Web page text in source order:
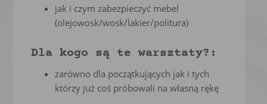
jak i czym zabezpieczyć mebel
(olejowosk/wosk/lakier/politura)
Dla kogo są te warsztaty?:
zarówno dla początkujących jak i tych
którzy już coś próbowali na własną rękę